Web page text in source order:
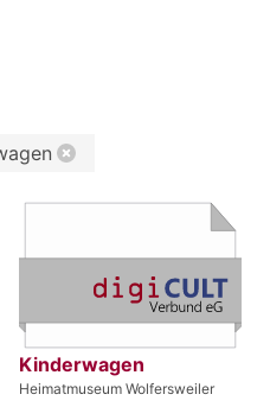
Kinderwagen
Heimatmuseum Wolfersweiler